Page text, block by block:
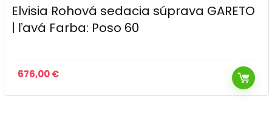
Elvisia Rohová sedacia súprava GARETO
| ľavá Farba: Poso 60
676,00€